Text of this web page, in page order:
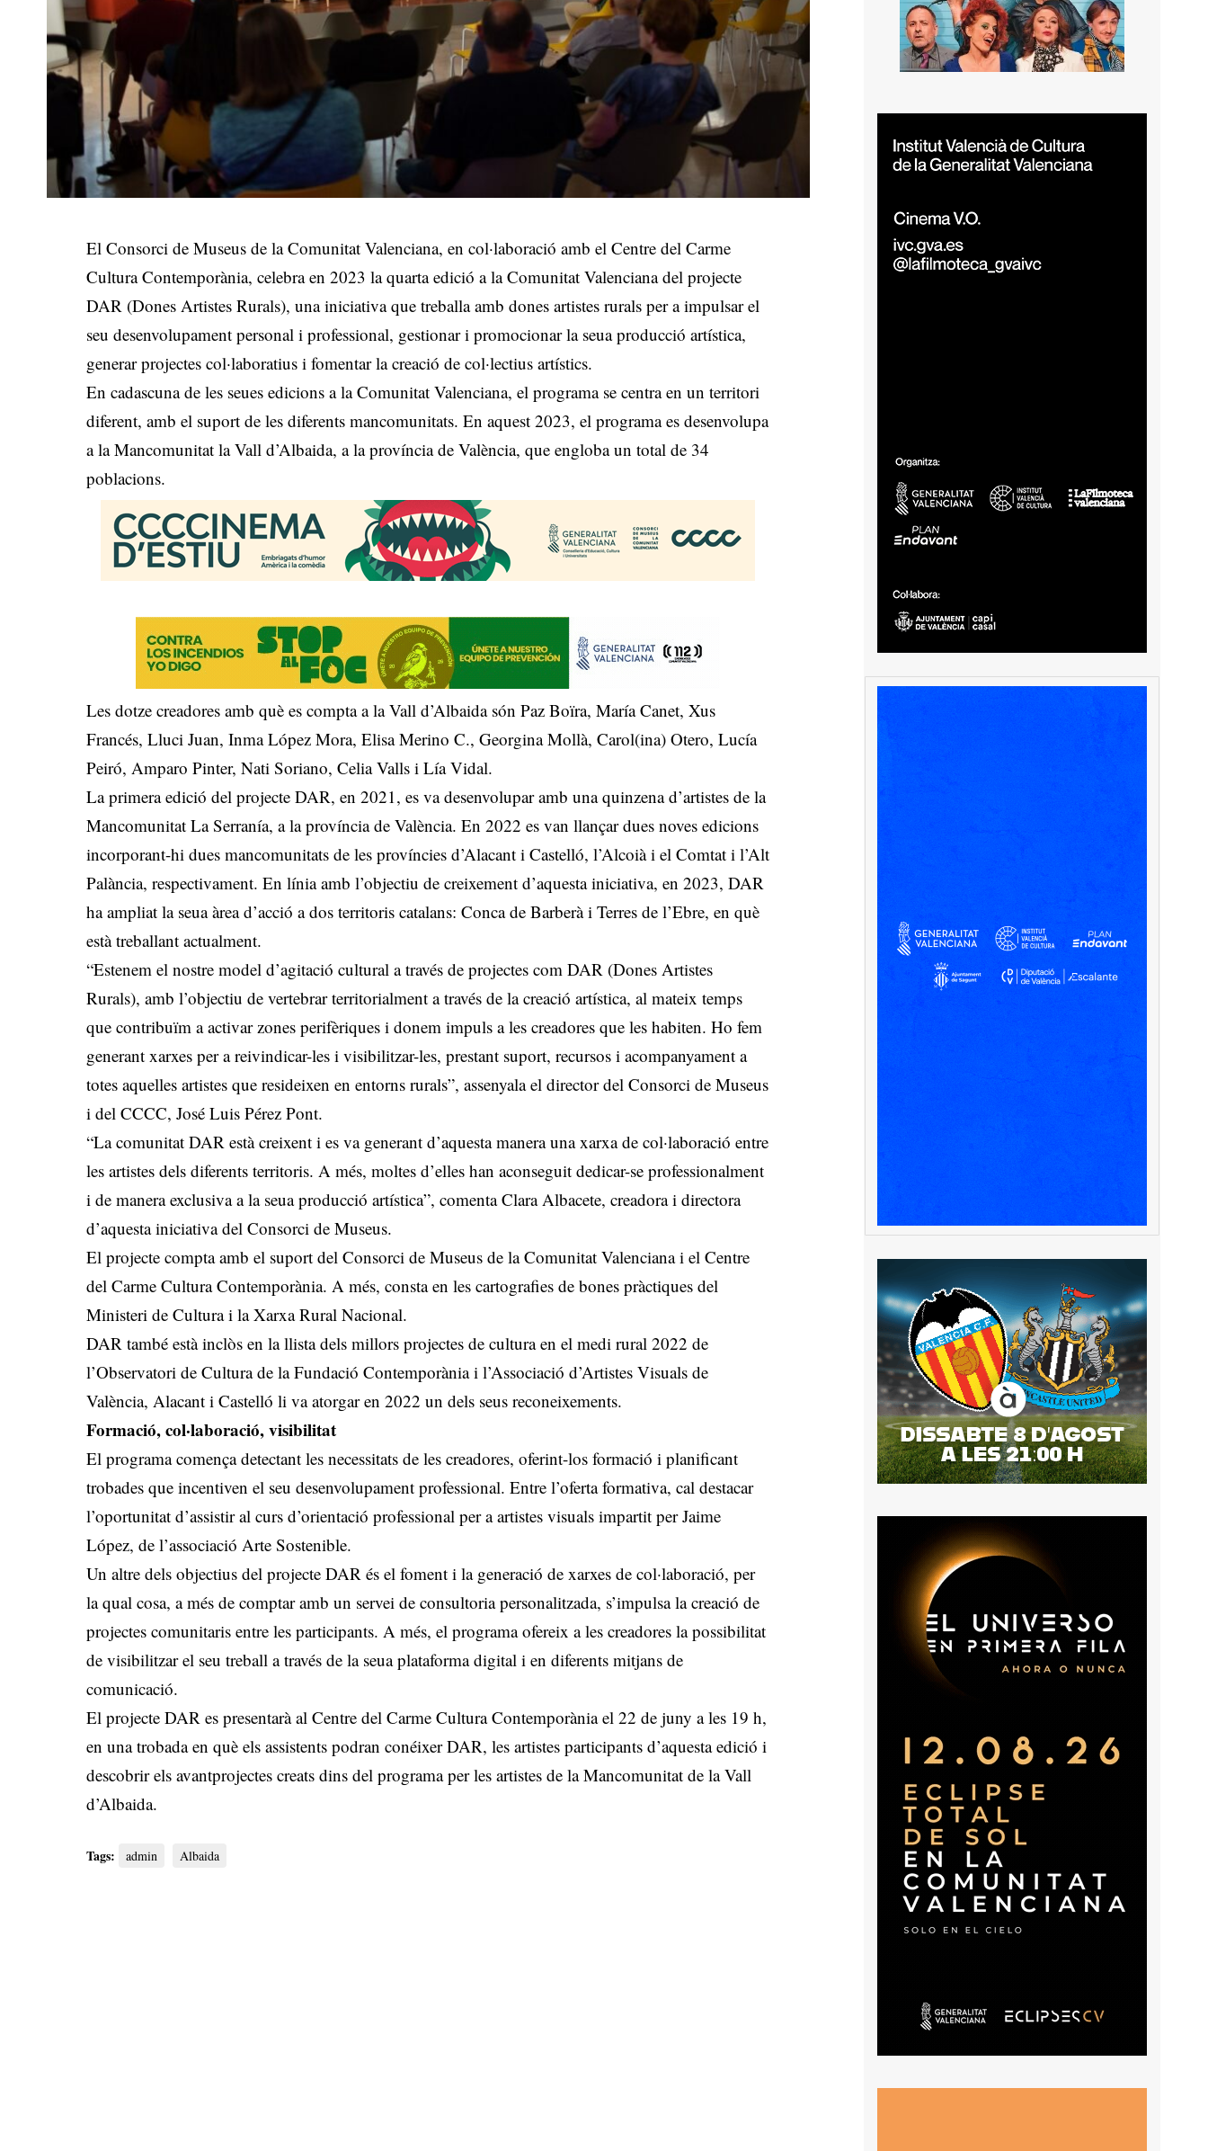
El Consorci de Museus de la Comunitat Valenciana, en col·laboració amb el Centre del Carme
Cultura Contemporània, celebra en 2023 la quarta edició a la Comunitat Valenciana del projecte
DAR (Dones Artistes Rurals), una iniciativa que treballa amb dones artistes rurals per a impulsar el
seu desenvolupament personal i professional, gestionar i promocionar la seua producció artística,
generar projectes col·laboratius i fomentar la creació de col·lectius artístics.
En cadascuna de les seues edicions a la Comunitat Valenciana, el programa se centra en un territori
diferent, amb el suport de les diferents mancomunitats. En aquest 2023, el programa es desenvolupa
a la Mancomunitat la Vall d’Albaida, a la província de València, que engloba un total de 34
poblacions.
Les dotze creadores amb què es compta a la Vall d’Albaida són Paz Boïra, María Canet, Xus
Francés, Lluci Juan, Inma López Mora, Elisa Merino C., Georgina Mollà, Carol(ina) Otero, Lucía
Peiró, Amparo Pinter, Nati Soriano, Celia Valls i Lía Vidal.
La primera edició del projecte DAR, en 2021, es va desenvolupar amb una quinzena d’artistes de la
Mancomunitat La Serranía, a la província de València. En 2022 es van llançar dues noves edicions
incorporant-hi dues mancomunitats de les províncies d’Alacant i Castelló, l’Alcoià i el Comtat i l’Alt
Palància, respectivament. En línia amb l’objectiu de creixement d’aquesta iniciativa, en 2023, DAR
ha ampliat la seua àrea d’acció a dos territoris catalans: Conca de Barberà i Terres de l’Ebre, en què
està treballant actualment.
“Estenem el nostre model d’agitació cultural a través de projectes com DAR (Dones Artistes
Rurals), amb l’objectiu de vertebrar territorialment a través de la creació artística, al mateix temps
que contribuïm a activar zones perifèriques i donem impuls a les creadores que les habiten. Ho fem
generant xarxes per a reivindicar-les i visibilitzar-les, prestant suport, recursos i acompanyament a
totes aquelles artistes que resideixen en entorns rurals”, assenyala el director del Consorci de Museus
i del CCCC, José Luis Pérez Pont.
“La comunitat DAR està creixent i es va generant d’aquesta manera una xarxa de col·laboració entre
les artistes dels diferents territoris. A més, moltes d’elles han aconseguit dedicar-se professionalment
i de manera exclusiva a la seua producció artística”, comenta Clara Albacete, creadora i directora
d’aquesta iniciativa del Consorci de Museus.
El projecte compta amb el suport del Consorci de Museus de la Comunitat Valenciana i el Centre
del Carme Cultura Contemporània. A més, consta en les cartografies de bones pràctiques del
Ministeri de Cultura i la Xarxa Rural Nacional.
DAR també està inclòs en la llista dels millors projectes de cultura en el medi rural 2022 de
l’Observatori de Cultura de la Fundació Contemporània i l’Associació d’Artistes Visuals de
València, Alacant i Castelló li va atorgar en 2022 un dels seus reconeixements.
Formació, col·laboració, visibilitat
El programa comença detectant les necessitats de les creadores, oferint-los formació i planificant
trobades que incentiven el seu desenvolupament professional. Entre l’oferta formativa, cal destacar
l’oportunitat d’assistir al curs d’orientació professional per a artistes visuals impartit per Jaime
López, de l’associació Arte Sostenible.
Un altre dels objectius del projecte DAR és el foment i la generació de xarxes de col·laboració, per
la qual cosa, a més de comptar amb un servei de consultoria personalitzada, s’impulsa la creació de
projectes comunitaris entre les participants. A més, el programa ofereix a les creadores la possibilitat
de visibilitzar el seu treball a través de la seua plataforma digital i en diferents mitjans de
comunicació.
El projecte DAR es presentarà al Centre del Carme Cultura Contemporània el 22 de juny a les 19 h,
en una trobada en què els assistents podran conéixer DAR, les artistes participants d’aquesta edició i
descobrir els avantprojectes creats dins del programa per les artistes de la Mancomunitat de la Vall
d’Albaida.
Tags: admin Albaida